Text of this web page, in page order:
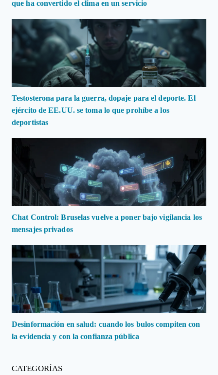
que ha convertido el clima en un servicio
Testosterona para la guerra, dopaje para el deporte. El
ejército de EE.UU. se toma lo que prohíbe a los
deportistas
Chat Control: Bruselas vuelve a poner bajo vigilancia los
mensajes privados
Desinformación en salud: cuando los bulos compiten con
la evidencia y con la confianza pública
CATEGORÍAS